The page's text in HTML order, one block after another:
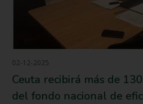
02-12-2025
Ceuta recibirá más de
del fondo nacional de